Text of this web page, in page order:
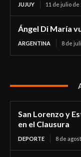
JUJUY 11 de julio de
Ángel Di María
ARGENTINA 8 de
San Lorenzo y
en el Clausura
DEPORTE 8 de